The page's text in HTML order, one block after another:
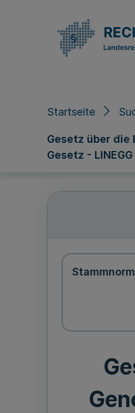
Startseite
Gesetz über
Gesetz -
Stammnorm